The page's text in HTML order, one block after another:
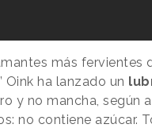
más fervientes
Oink ha lanzado un
y no mancha, según
no contiene azúcar.